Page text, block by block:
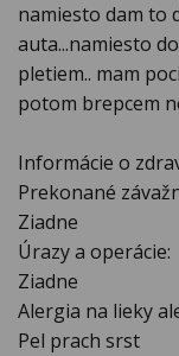
namiesto dam to
auta...namiesto
pletiem.. mam
potom brepcem
Informácie o
Prekonané
Ziadne
Úrazy a operácie:
Ziadne
Alergia na lieky
Pel prach srst